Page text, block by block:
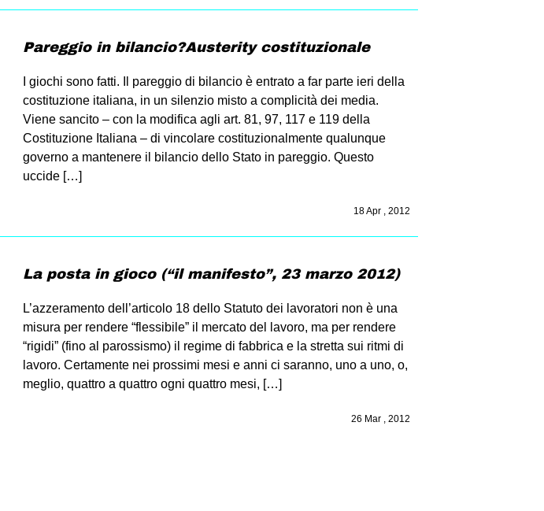
Pareggio in bilancio?Austerity costituzionale
I giochi sono fatti. Il pareggio di bilancio è entrato a far parte ieri della
costituzione italiana, in un silenzio misto a complicità dei media.
Viene sancito – con la modifica agli art. 81, 97, 117 e 119 della
Costituzione Italiana – di vincolare costituzionalmente qualunque
governo a mantenere il bilancio dello Stato in pareggio. Questo
uccide […]
18 Apr , 2012
La posta in gioco (“il manifesto”, 23 marzo 2012)
L’azzeramento dell’articolo 18 dello Statuto dei lavoratori non è una
misura per rendere “flessibile” il mercato del lavoro, ma per rendere
“rigidi” (fino al parossismo) il regime di fabbrica e la stretta sui ritmi di
lavoro. Certamente nei prossimi mesi e anni ci saranno, uno a uno, o,
meglio, quattro a quattro ogni quattro mesi, […]
26 Mar , 2012